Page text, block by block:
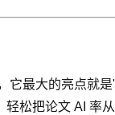
它最大的亮点就
松把论文 AI